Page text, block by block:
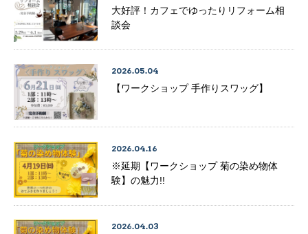
大好評！カフェでゆったりリフォーム相
談会
2026.05.04
【ワークショップ 手作りスワッグ】
2026.04.16
※延期【ワークショップ 菊の染め物体
験】の魅力!!
2026.04.03